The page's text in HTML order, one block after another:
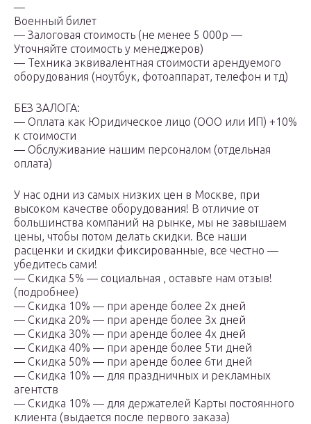
—
Военный билет
— Залоговая стоимость (не менее 5 000р —
Уточняйте стоимость у менеджеров)
— Техника эквивалентная стоимости арендуемого
оборудования (ноутбук, фотоаппарат, телефон и тд)
БЕЗ ЗАЛОГА:
— Оплата как Юридическое лицо (ООО или ИП) +10%
к стоимости
— Обслуживание нашим персоналом (отдельная
оплата)
У нас одни из самых низких цен в Москве, при
высоком качестве оборудования! В отличие от
большинства компаний на рынке, мы не завышаем
цены, чтобы потом делать скидки. Все наши
расценки и скидки фиксированные, все честно —
убедитесь сами!
— Скидка 5% — социальная , оставьте нам отзыв!
(подробнее)
— Скидка 10% — при аренде более 2х дней
— Скидка 20% — при аренде более 3х дней
— Скидка 30% — при аренде более 4х дней
— Скидка 40% — при аренде более 5ти дней
— Скидка 50% — при аренде более 6ти дней
— Скидка 10% — для праздничных и рекламных
агентств
— Скидка 10% — для держателей Карты постоянного
клиента (выдается после первого заказа)